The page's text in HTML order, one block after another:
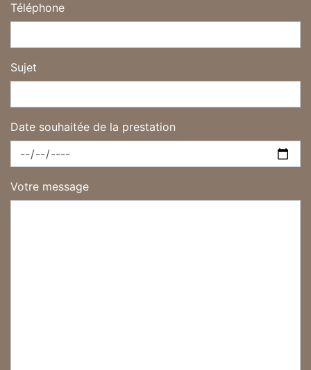
Téléphone
Sujet
Date souhaitée de la prestation
Votre message